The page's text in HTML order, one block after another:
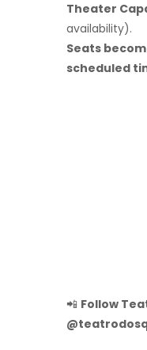
Theater
availability).
Seats
scheduled
📲 Follow